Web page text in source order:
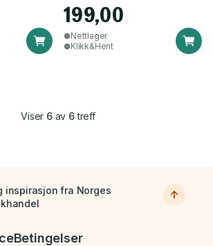
199,00
Nettlager
Klikk&Hent
Viser 6av 6treff
inspirasjon fra Norges
Betingelser